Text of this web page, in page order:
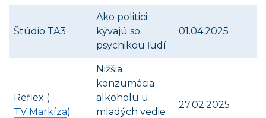
Štúdio TA3
Ako politici
kývajú so
psychikou ľudí
01.04.2025
Reflex (
TV Markíza)
Nižšia
konzumácia
alkoholu u
mladých vedie
27.02.2025